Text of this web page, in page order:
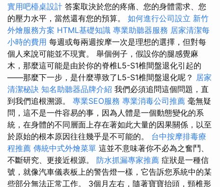
實用吧檯桌設計 答案取決於您的疼痛、您的身體需求、您
的壓力水平，當然還有您的預算。 如何進行公司設立 新竹
外燴服務方案 HTML基礎知識 專業助聽器服務 居家清潔每
小時的費用 每週或每兩週按摩一次是理想的選擇，但對每
個人來說可能並不現實。 舉個例子，假設你的腿感覺麻
木，那麼這可能是由於你的脊椎L5-S1椎間盤退化引起的
——那麼下一步，是什麼導致了L5-S1椎間盤退化呢？ 居家
清潔秘訣 知名助聽器品牌介紹 我們必須追問這個問題，直
到我們追根溯源。 專業SEO服務 專業消毒公司推薦 毫無疑
問，這不是一件容易的事，因為人體是一個動態變化的系
統，在身體的不同層面上存在著如此大量的因果關係，以至
於原始的根本原因往往幾乎是不可能的。 台中按摩排毒療
程推薦 傳統中式外燴菜單 這並不意味著你不必為之奮鬥、
不斷研究、更接近根源。 防水抓漏專家推薦 症狀是一種信
號，就像汽車儀表板上的警告燈一樣，它告訴您系統中的某
些部分無法正常工作。 3個月左右，隨著寶寶抬頭，頸椎形